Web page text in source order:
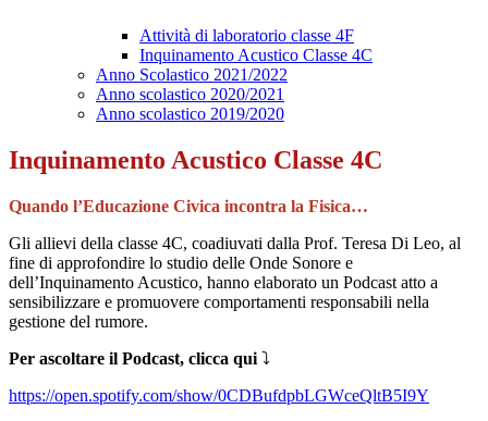
Attività di laboratorio classe 4F
Inquinamento Acustico Classe 4C
Anno Scolastico 2021/2022
Anno scolastico 2020/2021
Anno scolastico 2019/2020
Inquinamento Acustico Classe 4C
Quando l’Educazione Civica incontra la Fisica…
Gli allievi della classe 4C, coadiuvati dalla Prof. Teresa Di Leo, al
fine di approfondire lo studio delle Onde Sonore e
dell’Inquinamento Acustico, hanno elaborato un Podcast atto a
sensibilizzare e promuovere comportamenti responsabili nella
gestione del rumore.
Per ascoltare il Podcast, clicca qui ⤵️
https://open.spotify.com/show/0CDBufdpbLGWceQltB5I9Y